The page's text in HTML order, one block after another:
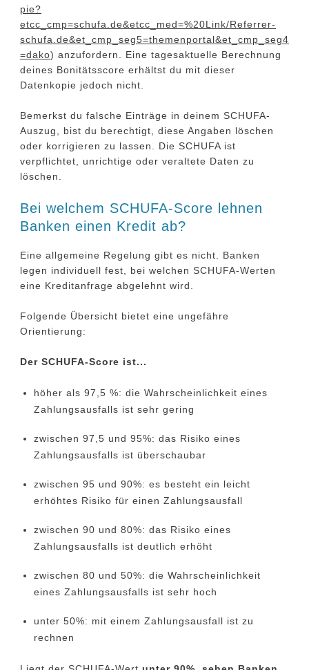
pie?
etcc_cmp=schufa.de&etcc_med=%20Link/Referrer-
schufa.de&et_cmp_seg5=themenportal&et_cmp_seg4
=dako) anzufordern. Eine tagesaktuelle Berechnung
deines Bonitätsscore erhältst du mit dieser
Datenkopie jedoch nicht.
Bemerkst du falsche Einträge in deinem SCHUFA-
Auszug, bist du berechtigt, diese Angaben löschen
oder korrigieren zu lassen. Die SCHUFA ist
verpflichtet, unrichtige oder veraltete Daten zu
löschen.
Bei welchem SCHUFA-Score lehnen
Banken einen Kredit ab?
Eine allgemeine Regelung gibt es nicht. Banken
legen individuell fest, bei welchen SCHUFA-Werten
eine Kreditanfrage abgelehnt wird.
Folgende Übersicht bietet eine ungefähre
Orientierung:
Der SCHUFA-Score ist...
höher als 97,5 %: die Wahrscheinlichkeit eines
Zahlungsausfalls ist sehr gering
zwischen 97,5 und 95%: das Risiko eines
Zahlungsausfalls ist überschaubar
zwischen 95 und 90%: es besteht ein leicht
erhöhtes Risiko für einen Zahlungsausfall
zwischen 90 und 80%: das Risiko eines
Zahlungsausfalls ist deutlich erhöht
zwischen 80 und 50%: die Wahrscheinlichkeit
eines Zahlungsausfalls ist sehr hoch
unter 50%: mit einem Zahlungsausfall ist zu
rechnen